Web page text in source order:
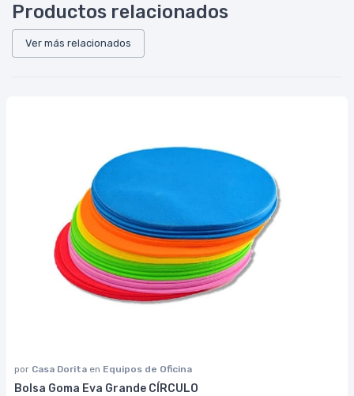
Productos relacionados
Ver más relacionados
por Casa Dorita en Equipos de Oficina
Bolsa Goma Eva Grande CÍRCULO